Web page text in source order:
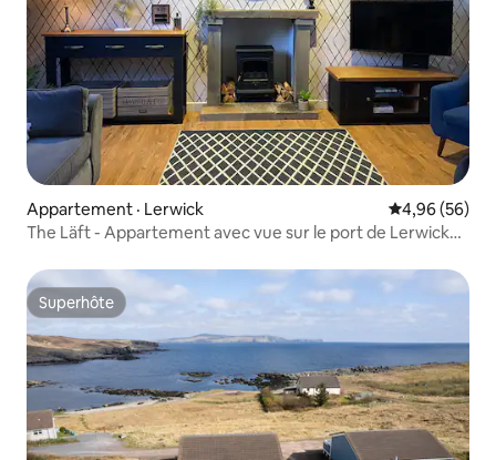
Appartement · Lerwick Note
4,96 (56)
The Läft - Appartement avec vue sur le port de Lerwick
Superhôte
Superhôte